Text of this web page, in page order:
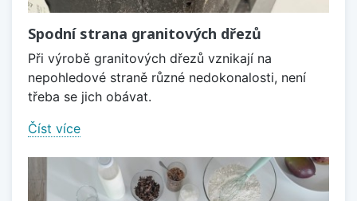
Spodní strana granitových dřezů
Při výrobě granitových dřezů vznikají na
nepohledové straně různé nedokonalosti, není
třeba se jich obávat.
Číst více